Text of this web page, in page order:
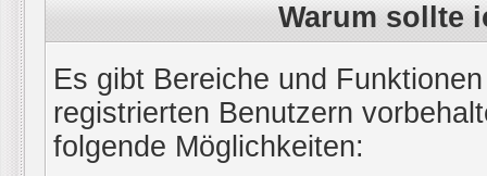
Warum sollte
Es gibt Bereiche und
registrierten Benutzern
folgende Möglichkeiten: